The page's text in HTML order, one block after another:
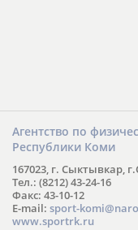
Агентство по
Республики Коми
167023, г. Сыктывкар,
Тел.: (8212) 43-24-16
Факс: 43-10-12
E-mail: sport-
www.sportrk.ru